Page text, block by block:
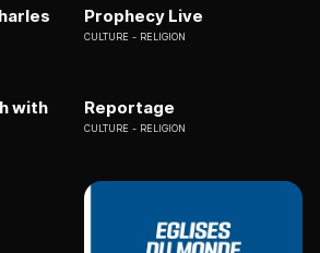
Prophecy Live
CULTURE RELIGION
with
Reportage
CULTURE RELIGION